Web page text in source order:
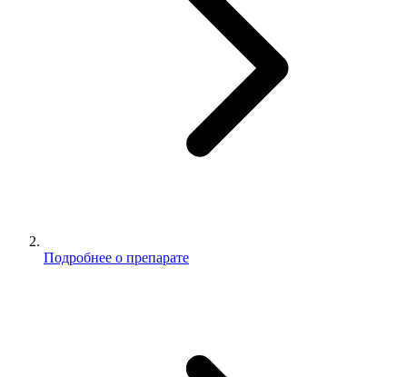
Подробнее о препарате